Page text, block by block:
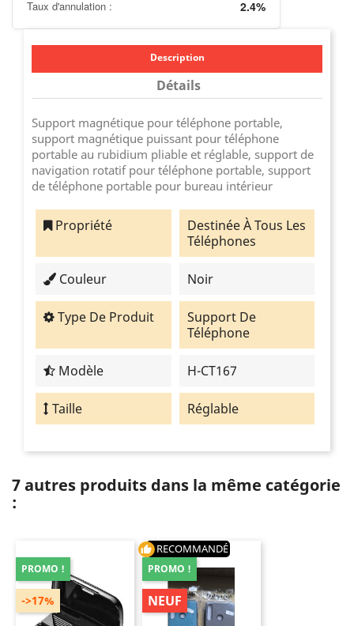
Taux d'annulation : 2.4%
Description
Détails
Support magnétique pour téléphone portable,
support magnétique puissant pour téléphone
portable au rubidium pliable et réglable, support de
navigation rotatif pour téléphone portable, support
de téléphone portable pour bureau intérieur
Propriété
Destinée À Tous Les
Téléphones
Couleur Noir
Type De Produit
Support De
Téléphone
Modèle H-CT167
Taille Réglable
7 autres produits dans la même catégorie
:
->17%
PROMO !
thumb_up RECOMMANDÉ
PROMO !
NEUF